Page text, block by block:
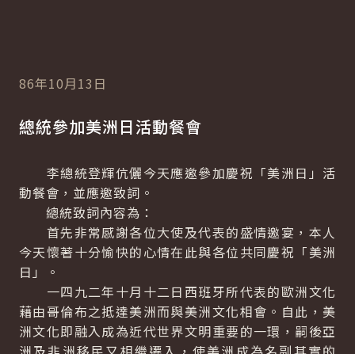
86年10月13日
總統參加美洲日活動餐會
李總統登輝伉儷今天應邀參加慶祝「美洲日」活
動餐會，並應邀致詞。
總統致詞內容為：
首先非常感謝各位大使及代表的盛情邀宴，本人
今天懷著十分愉快的心情在此與各位共同慶祝「美洲
日」。
一四九二年十月十二日西班牙所代表的歐洲文化
藉由哥倫布之抵達美洲而與美洲文化相會。自此，美
洲文化即融入成為近代世界文明重要的一環，嗣後亞